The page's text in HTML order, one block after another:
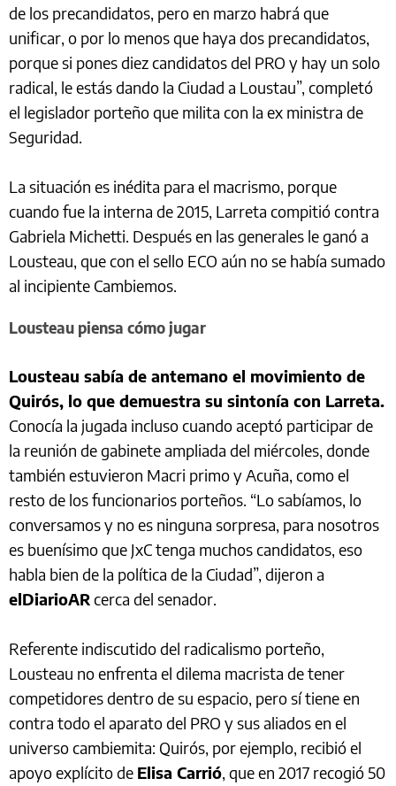
de los precandidatos, pero en marzo habrá que
unificar, o por lo menos que haya dos precandidatos,
porque si pones diez candidatos del PRO y hay un solo
radical, le estás dando la Ciudad a Loustau”, completó
el legislador porteño que milita con la ex ministra de
Seguridad.
La situación es inédita para el macrismo, porque
cuando fue la interna de 2015, Larreta compitió contra
Gabriela Michetti. Después en las generales le ganó a
Lousteau, que con el sello ECO aún no se había sumado
al incipiente Cambiemos.
Lousteau piensa cómo jugar
Lousteau sabía de antemano el movimiento de
Quirós, lo que demuestra su sintonía con Larreta.
Conocía la jugada incluso cuando aceptó participar de
la reunión de gabinete ampliada del miércoles, donde
también estuvieron Macri primo y Acuña, como el
resto de los funcionarios porteños. “Lo sabíamos, lo
conversamos y no es ninguna sorpresa, para nosotros
es buenísimo que JxC tenga muchos candidatos, eso
habla bien de la política de la Ciudad”, dijeron a
elDiarioARcerca del senador.
Referente indiscutido del radicalismo porteño,
Lousteau no enfrenta el dilema macrista de tener
competidores dentro de su espacio, pero sí tiene en
contra todo el aparato del PRO y sus aliados en el
universo cambiemita: Quirós, por ejemplo, recibió el
apoyo explícito de Elisa Carrió, que en 2017 recogió 50